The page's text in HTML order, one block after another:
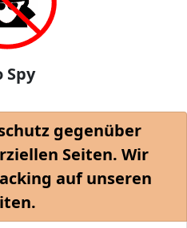
Spy
gegenüber
Seiten. Wir
auf unseren